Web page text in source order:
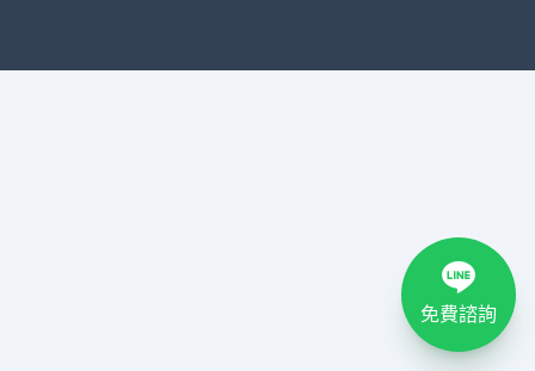
免費諮詢